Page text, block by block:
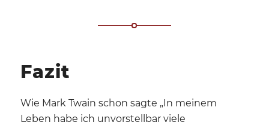
Fazit
Wie Mark Twain schon sagte „In meinem
Leben habe ich unvorstellbar viele